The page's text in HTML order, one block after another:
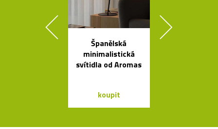
Španělská
minimalistická
svítidla od Aromas
koupit